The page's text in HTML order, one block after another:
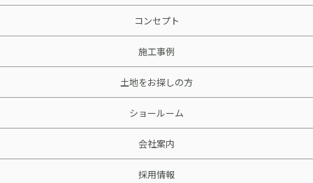
コンセプト
施工事例
土地をお探しの方
ショールーム
会社案内
採用情報